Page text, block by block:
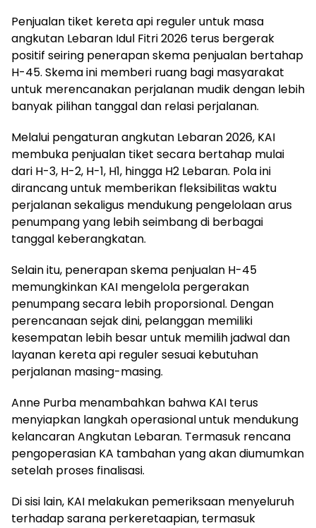
Penjualan tiket kereta api reguler untuk masa
angkutan Lebaran Idul Fitri 2026 terus bergerak
positif seiring penerapan skema penjualan bertahap
H-45. Skema ini memberi ruang bagi masyarakat
untuk merencanakan perjalanan mudik dengan lebih
banyak pilihan tanggal dan relasi perjalanan.
Melalui pengaturan angkutan Lebaran 2026, KAI
membuka penjualan tiket secara bertahap mulai
dari H-3, H-2, H-1, H1, hingga H2 Lebaran. Pola ini
dirancang untuk memberikan fleksibilitas waktu
perjalanan sekaligus mendukung pengelolaan arus
penumpang yang lebih seimbang di berbagai
tanggal keberangkatan.
Selain itu, penerapan skema penjualan H-45
memungkinkan KAI mengelola pergerakan
penumpang secara lebih proporsional. Dengan
perencanaan sejak dini, pelanggan memiliki
kesempatan lebih besar untuk memilih jadwal dan
layanan kereta api reguler sesuai kebutuhan
perjalanan masing-masing.
Anne Purba menambahkan bahwa KAI terus
menyiapkan langkah operasional untuk mendukung
kelancaran Angkutan Lebaran. Termasuk rencana
pengoperasian KA tambahan yang akan diumumkan
setelah proses finalisasi.
Di sisi lain, KAI melakukan pemeriksaan menyeluruh
terhadap sarana perkeretaapian, termasuk